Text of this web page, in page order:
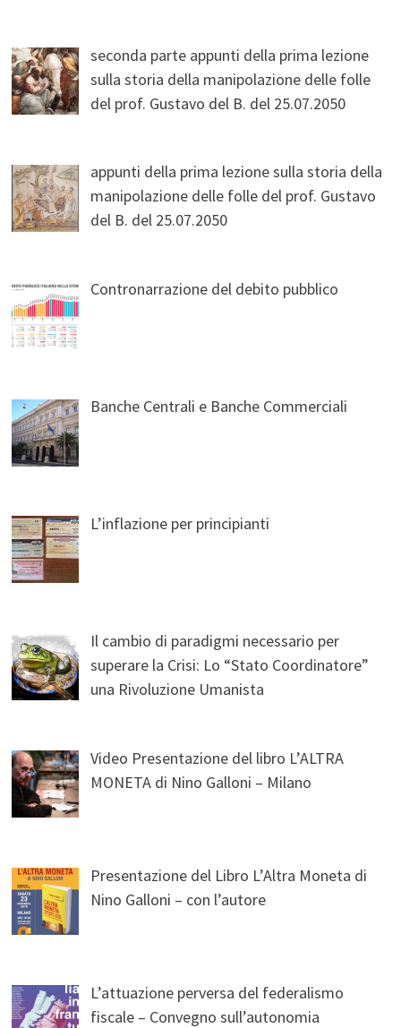
seconda parte appunti della prima lezione
sulla storia della manipolazione delle folle
del prof. Gustavo del B. del 25.07.2050
appunti della prima lezione sulla storia della
manipolazione delle folle del prof. Gustavo
del B. del 25.07.2050
Contronarrazione del debito pubblico
Banche Centrali e Banche Commerciali
L’inflazione per principianti
Il cambio di paradigmi necessario per
superare la Crisi: Lo “Stato Coordinatore”
una Rivoluzione Umanista
Video Presentazione del libro L’ALTRA
MONETA di Nino Galloni – Milano
Presentazione del Libro L’Altra Moneta di
Nino Galloni – con l’autore
L’attuazione perversa del federalismo
fiscale – Convegno sull’autonomia